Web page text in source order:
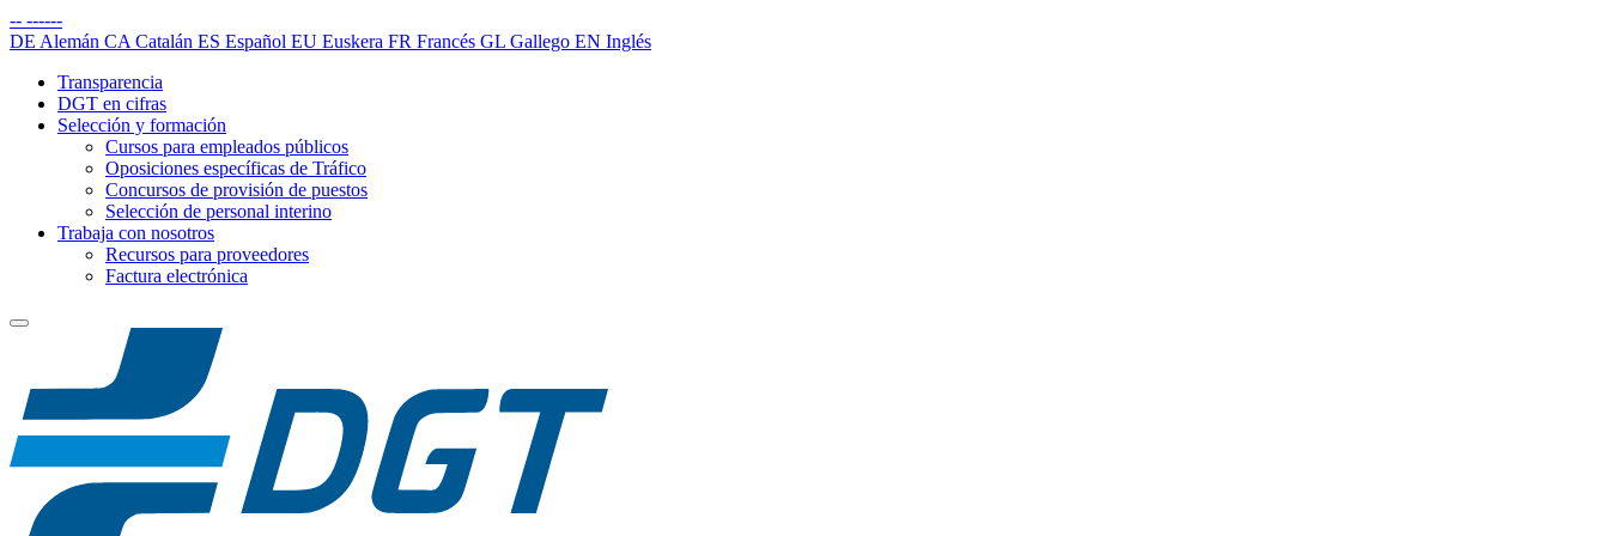
-- ------
DE Alemán CA Catalán ES Español EU Euskera FR Francés GL Gallego EN Inglés
Transparencia
DGT en cifras
Selección y formación
Cursos para empleados públicos
Oposiciones específicas de Tráfico
Concursos de provisión de puestos
Selección de personal interino
Trabaja con nosotros
Recursos para proveedores
Factura electrónica